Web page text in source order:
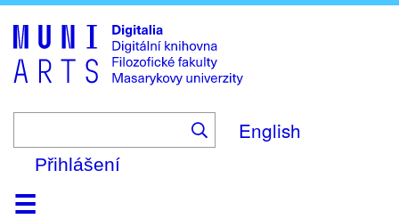
to
main
content
English
Přihlášení